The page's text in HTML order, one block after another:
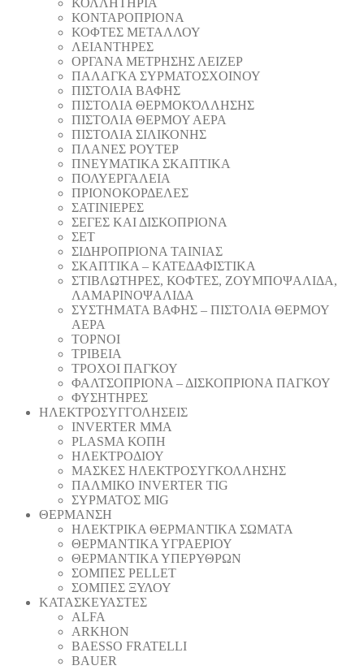
ΚΟΝΤΑΡΟΠΡΙΟΝΑ
ΚΟΦΤΕΣ ΜΕΤΑΛΛΟΥ
ΛΕΙΑΝΤΗΡEΣ
ΟΡΓΑΝΑ ΜΕΤΡΗΣΗΣ ΛΕΙΖΕΡ
ΠΑΛΑΓΚΑ ΣΥΡΜΑΤΟΣΧΟΙΝΟΥ
ΠΙΣΤΟΛΙΑ ΒΑΦΗΣ
ΠΙΣΤΟΛΙΑ ΘΕΡΜΟΚΌΛΛΗΣΗΣ
ΠΙΣΤΟΛΙΑ ΘΕΡΜΟΥ ΑΕΡΑ
ΠΙΣΤΟΛΙΑ ΣΙΛΙΚΟΝΗΣ
ΠΛΑΝΕΣ ΡΟΥΤΕΡ
ΠΝΕΥΜΑΤΙΚΑ ΣΚΑΠΤΙΚΑ
ΠΟΛΥΕΡΓΑΛΕΙΑ
ΠΡΙΟΝΟΚΟΡΔΕΛΕΣ
ΣΑΤΙΝΙΕΡΕΣ
ΣΕΓΕΣ ΚΑΙ ΔΙΣΚΟΠΡΙΟΝΑ
ΣΕΤ
ΣΙΔΗΡΟΠΡΙΟΝΑ ΤΑΙΝΙΑΣ
ΣΚΑΠΤΙΚΑ – ΚΑΤΕΔΑΦΙΣΤΙΚΑ
ΣΤΙΒΛΩΤΗΡΕΣ, ΚΟΦΤΕΣ, ΖΟΥΜΠΟΨΑΛΙΔΑ,
ΛΑΜΑΡΙΝΟΨΑΛΙΔΑ
ΣΥΣΤΗΜΑΤΑ ΒΑΦΗΣ – ΠΙΣΤΟΛΙΑ ΘΕΡΜΟΥ
ΑΕΡΑ
ΤΟΡΝΟΙ
ΤΡΙΒΕΙΑ
ΤΡΟΧΟΙ ΠΑΓΚΟΥ
ΦΑΛΤΣΟΠΡΙΟΝΑ – ΔΙΣΚΟΠΡΙΟΝΑ ΠΑΓΚΟΥ
ΦΥΣΗΤΗΡΕΣ
ΗΛΕΚΤΡΟΣΥΓΓΟΛΗΣΕΙΣ
INVERTER MMA
PLASMA ΚΟΠΗ
ΗΛΕΚΤΡΟΔΙΟΥ
ΜΑΣΚΕΣ ΗΛΕΚΤΡΟΣΥΓΚΟΛΛΗΣΗΣ
ΠΑΛΜΙΚΟ INVERTER TIG
ΣΥΡΜΑΤΟΣ MIG
ΘΕΡΜΑΝΣΗ
ΗΛΕΚΤΡΙΚΑ ΘΕΡΜΑΝΤΙΚΑ ΣΩΜΑΤΑ
ΘΕΡΜΑΝΤΙΚΑ ΥΓΡΑΕΡΙΟΥ
ΘΕΡΜΑΝΤΙΚΑ ΥΠΕΡΥΘΡΩΝ
ΣΟΜΠΕΣ PELLET
ΣΟΜΠΕΣ ΞΥΛΟΥ
ΚΑΤΑΣΚΕΥΑΣΤΕΣ
ALFA
ARKHON
BAESSO FRATELLI
BAUER